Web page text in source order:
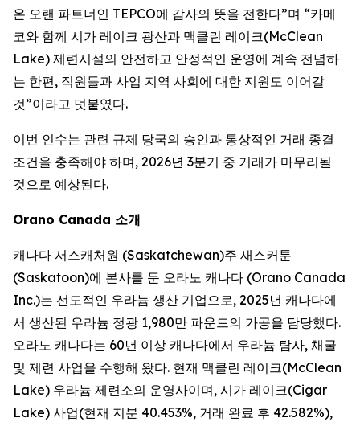
온 오랜 파트너인 TEPCO에 감사의 뜻을 전한다”며 “카메
코와 함께 시가 레이크 광산과 맥클린 레이크(McClean
Lake) 제련시설의 안전하고 안정적인 운영에 계속 전념하
는 한편, 직원들과 사업 지역 사회에 대한 지원도 이어갈
것”이라고 덧붙였다.
이번 인수는 관련 규제 당국의 승인과 통상적인 거래 종결
조건을 충족해야 하며, 2026년 3분기 중 거래가 마무리될
것으로 예상된다.
Orano Canada 소개
캐나다 서스캐처원 (Saskatchewan)주 새스커툰
(Saskatoon)에 본사를 둔 오라노 캐나다 (Orano Canada
Inc.)는 선도적인 우라늄 생산 기업으로, 2025년 캐나다에
서 생산된 우라늄 정광 1,980만 파운드의 가공을 담당했다.
오라노 캐나다는 60년 이상 캐나다에서 우라늄 탐사, 채굴
및 제련 사업을 수행해 왔다. 현재 맥클린 레이크(McClean
Lake) 우라늄 제련소의 운영사이며, 시가 레이크(Cigar
Lake) 사업(현재 지분 40.453%, 거래 완료 후 42.582%),